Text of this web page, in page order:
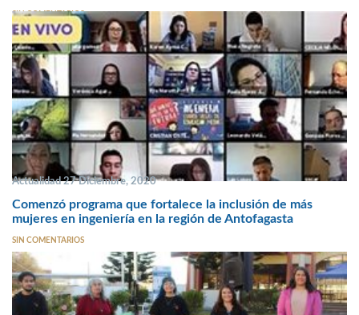
SIN COMENTARIOS
Actualidad 27 Diciembre, 2020
Comenzó programa que fortalece la inclusión de más
mujeres en ingeniería en la región de Antofagasta
SIN COMENTARIOS